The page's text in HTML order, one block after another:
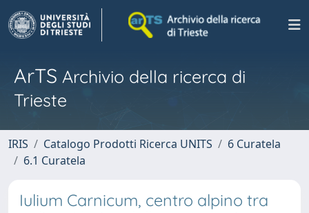
ArTS Archivio della ricerca di
Trieste
IRIS Catalogo Prodotti Ricerca UNITS
6 Curatela
6.1 Curatela
Iulium Carnicum, centro alpino tra